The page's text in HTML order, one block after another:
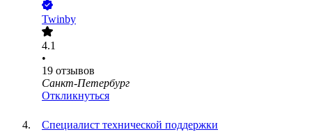
Twinby
4.1
•
19 отзывов
Санкт-Петербург
Откликнуться
Специалист технической поддержки